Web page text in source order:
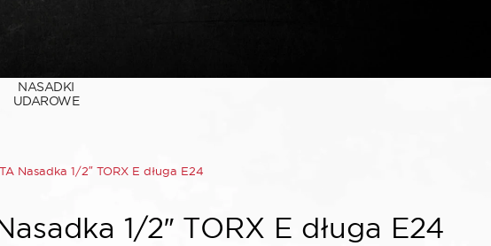
NASADKI
UDAROWE
Nasadka 1/2″ TORX E długa E24
1/2″ TORX E długa E24